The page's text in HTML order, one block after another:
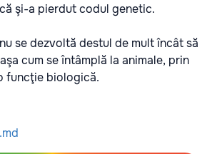
şi-a pierdut codul genetic.
nu se dezvoltă destul de mult încât să
cum se întâmplă la animale, prin
funcţie biologică.